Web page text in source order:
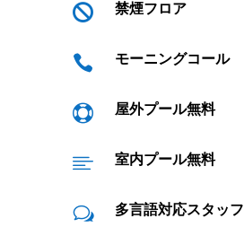
 禁煙フロア
 モーニングコール
 屋外プール無料
 室内プール無料
w 多言語対応スタッフ